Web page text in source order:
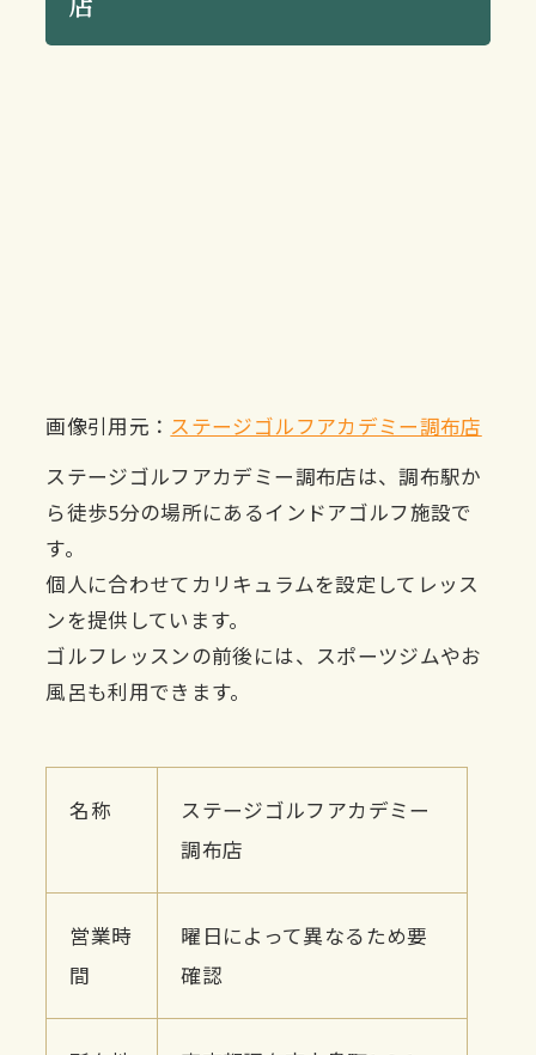
画像引用元： ステージゴルフアカデミー調布店
ステージゴルフアカデミー調布店は、調布駅か
ら徒歩5分の場所にあるインドアゴルフ施設で
す。
個人に合わせてカリキュラムを設定してレッス
ンを提供しています。
ゴルフレッスンの前後には、スポーツジムやお
風呂も利用できます。
名称
ステージゴルフアカデミー
調布店
営業時
間
曜日によって異なるため要
確認